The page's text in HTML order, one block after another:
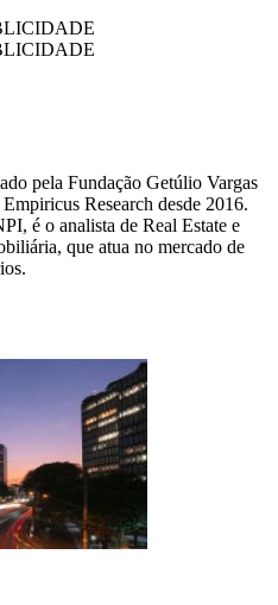
pela Fundação Getúlio Vargas
Research desde 2016.
é o analista de Real Estate e
que atua no mercado de